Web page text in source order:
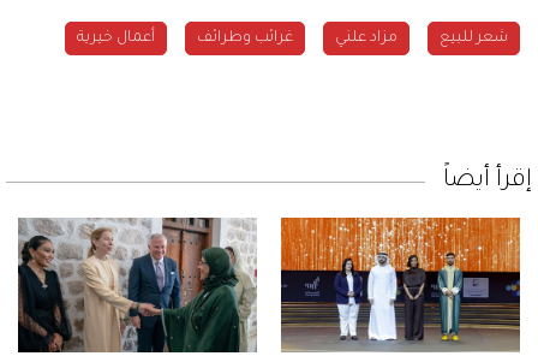
شعر للبيع مزاد علني غرائب وطرائف أعمال خيرية
إقرأ أيضاً